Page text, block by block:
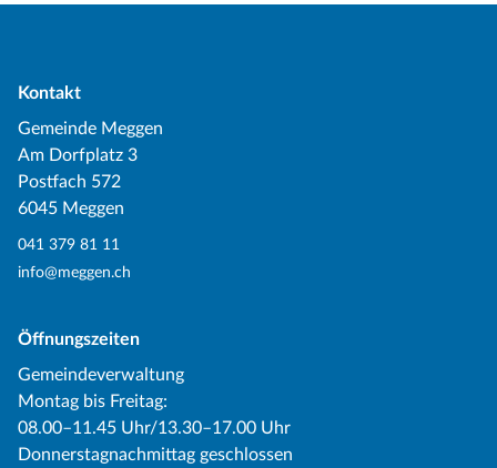
Kontakt
Gemeinde Meggen
Am Dorfplatz 3
Postfach 572
6045 Meggen
041 379 81 11
info@meggen.ch
Öffnungszeiten
Gemeindeverwaltung
Montag bis Freitag:
08.00–11.45 Uhr/13.30–17.00 Uhr
Donnerstagnachmittag geschlossen